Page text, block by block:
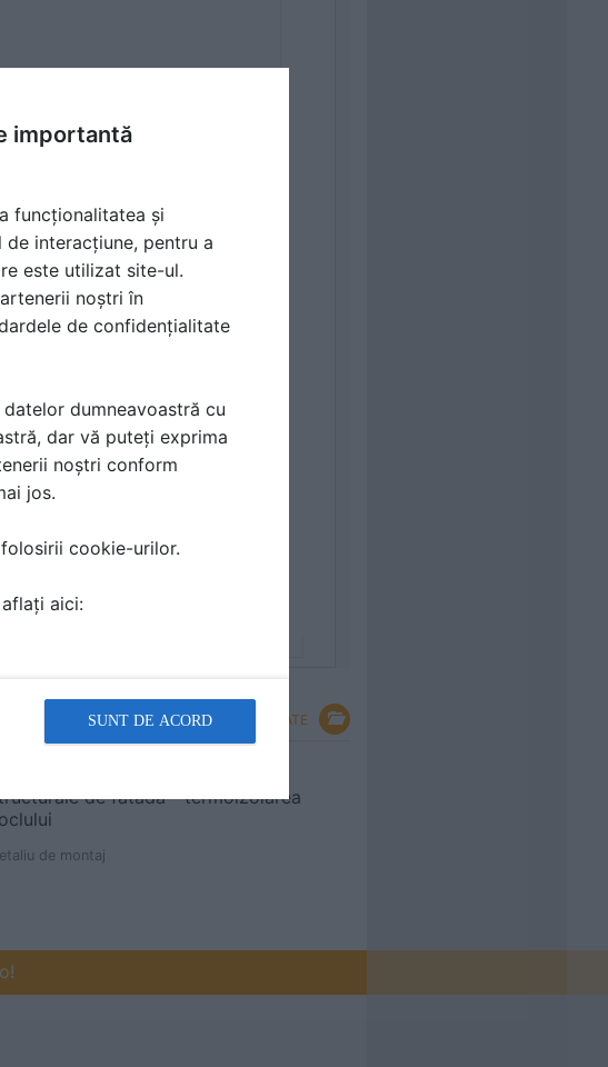
VEZI TOATE
de fatada - termoizolarea
de montaj
importantă
funcționalitatea și
interacțiune, pentru a
este utilizat site-ul.
noștri în
de confidențialitate
dumneavoastră cu
dar vă puteți exprima
noștri conform
jos.
cookie-urilor.
aici:
SUNT DE ACORD